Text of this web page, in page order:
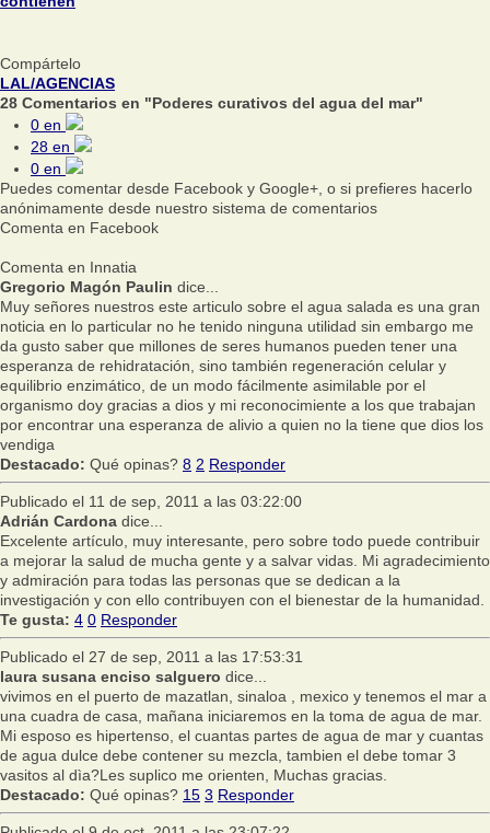
Compártelo
LAL/AGENCIAS
28 Comentarios en "Poderes curativos del agua del mar"
0 en
28 en
0 en
Puedes comentar desde Facebook y Google+, o si prefieres hacerlo
anónimamente desde nuestro sistema de comentarios
Comenta en Facebook
Comenta en Innatia
Gregorio Magón Paulin dice...
Muy señores nuestros este articulo sobre el agua salada es una gran
noticia en lo particular no he tenido ninguna utilidad sin embargo me
da gusto saber que millones de seres humanos pueden tener una
esperanza de rehidratación, sino también regeneración celular y
equilibrio enzimático, de un modo fácilmente asimilable por el
organismo doy gracias a dios y mi reconocimiente a los que trabajan
por encontrar una esperanza de alivio a quien no la tiene que dios los
vendiga
Destacado: Qué opinas? 8 2 Responder
Publicado el 11 de sep, 2011 a las 03:22:00
Adrián Cardona dice...
Excelente artículo, muy interesante, pero sobre todo puede contribuir
a mejorar la salud de mucha gente y a salvar vidas. Mi agradecimiento
y admiración para todas las personas que se dedican a la
investigación y con ello contribuyen con el bienestar de la humanidad.
Te gusta: 4 0 Responder
Publicado el 27 de sep, 2011 a las 17:53:31
laura susana enciso salguero dice...
vivimos en el puerto de mazatlan, sinaloa , mexico y tenemos el mar a
una cuadra de casa, mañana iniciaremos en la toma de agua de mar.
Mi esposo es hipertenso, el cuantas partes de agua de mar y cuantas
de agua dulce debe contener su mezcla, tambien el debe tomar 3
vasitos al dìa?Les suplico me orienten, Muchas gracias.
Destacado: Qué opinas? 15 3 Responder